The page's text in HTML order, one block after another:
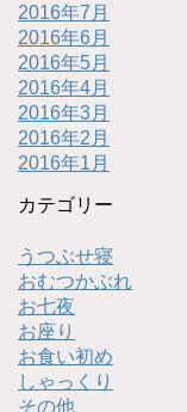
2016年7月
2016年6月
2016年5月
2016年4月
2016年3月
2016年2月
2016年1月
カテゴリー
うつぶせ寝
おむつかぶれ
お七夜
お座り
お食い初め
しゃっくり
その他